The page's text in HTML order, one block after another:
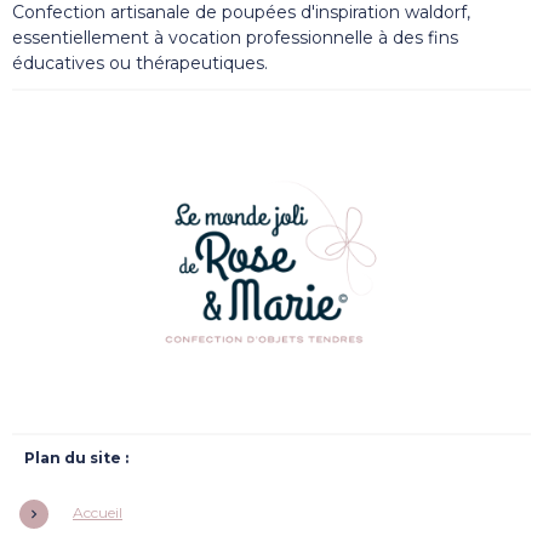
Confection artisanale de poupées d'inspiration waldorf,
essentiellement à vocation professionnelle à des fins
éducatives ou thérapeutiques.
Plan du site :
Accueil